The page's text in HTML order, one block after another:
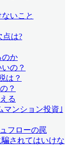
いこと
点は?
のか
の？
は？
？
る
マンション投資｣
フローの罠
されてはいけな